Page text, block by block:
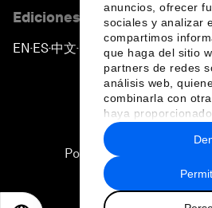
anuncios, ofrecer
sociales y analizar
compartimos
que haga del sitio
partners de redes
análisis web,
combinarla con
haya
recopilado a partir
hecho de sus
Ediciones en otros idiomas
EN ▪ES▪中文▪ 日本語
Política de privacidad y
Sitemap